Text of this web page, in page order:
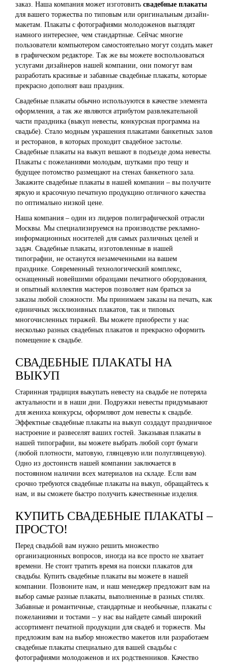
заказ. Наша компания может изготовить свадебные плакаты
для вашего торжества по типовым или оригинальным дизайн-
макетам. Плакаты с фотографиями молодоженов выглядят
намного интереснее, чем стандартные. Сейчас многие
пользователи компьютером самостоятельно могут создать макет
в графическом редакторе. Так же вы можете воспользоваться
услугами дизайнеров нашей компании, они помогут вам
разработать красивые и забавные свадебные плакаты, которые
прекрасно дополнят ваш праздник.
Свадебные плакаты обычно используются в качестве элемента
оформления, а так же являются атрибутом развлекательной
части праздника (выкуп невесты, конкурсная программа на
свадьбе). Стало модным украшения плакатами банкетных залов
и ресторанов, в которых проходит свадебное застолье.
Свадебные плакаты на выкуп вешают в подъезде дома невесты.
Плакаты с пожеланиями молодым, шутками про тещу и
будущее потомство размещают на стенах банкетного зала.
Закажите свадебные плакаты в нашей компании – вы получите
яркую и красочную печатную продукцию отличного качества
по оптимально низкой цене.
Наша компания – один из лидеров полиграфической отрасли
Москвы. Мы специализируемся на производстве рекламно-
информационных носителей для самых различных целей и
задач. Свадебные плакаты, изготовленные в нашей
типографии, не останутся незамеченными на вашем
празднике. Современный технологический комплекс,
оснащенный новейшими образцами печатного оборудования,
и опытный коллектив мастеров позволяет нам браться за
заказы любой сложности. Мы принимаем заказы на печать, как
единичных эксклюзивных плакатов, так и типовых
многочисленных тиражей. Вы можете приобрести у нас
несколько разных свадебных плакатов и прекрасно оформить
помещение к свадьбе.
СВАДЕБНЫЕ ПЛАКАТЫ НА
ВЫКУП
Старинная традиция выкупать невесту на свадьбе не потеряла
актуальности и в наши дни. Подружки невесты придумывают
для жениха конкурсы, оформляют дом невесты к свадьбе.
Эффектные свадебные плакаты на выкуп создадут праздничное
настроение и развеселят ваших гостей. Заказывая плакаты в
нашей типографии, вы можете выбрать любой сорт бумаги
(любой плотности, матовую, глянцевую или полуглянцевую).
Одно из достоинств нашей компании заключается в
постоянном наличии всех материалов на складе. Если вам
срочно требуются свадебные плакаты на выкуп, обращайтесь к
нам, и вы сможете быстро получить качественные изделия.
КУПИТЬ СВАДЕБНЫЕ ПЛАКАТЫ –
ПРОСТО!
Перед свадьбой вам нужно решить множество
организационных вопросов, иногда на все просто не хватает
времени. Не стоит тратить время на поиски плакатов для
свадьбы. Купить свадебные плакаты вы можете в нашей
компании. Позвоните нам, и наш менеджер предложит вам на
выбор самые разные плакаты, выполненные в разных стилях.
Забавные и романтичные, стандартные и необычные, плакаты с
пожеланиями и тостами – у нас вы найдете самый широкий
ассортимент печатной продукции для свадеб и торжеств. Мы
предложим вам на выбор множество макетов или разработаем
свадебные плакаты специально для вашей свадьбы с
фотографиями молодоженов и их родственников. Качество